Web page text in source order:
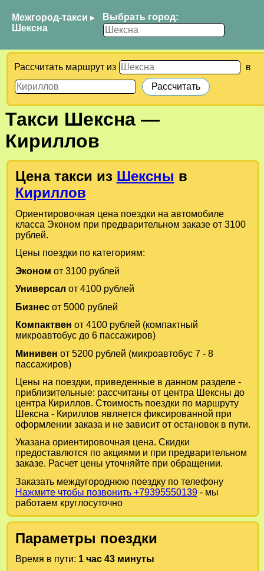
Межгород-такси ▸
Шексна
Выбрать город:
Рассчитать маршрут из в
Такси Шексна—
Кириллов
Цена такси из Шексны в
Кириллов
Ориентировочная цена поездки на автомобиле
класса Эконом при предварительном заказе от 3100
рублей.
Цены поездки по категориям:
Эконом от 3100 рублей
Универсал от 4100 рублей
Бизнесот 5000 рублей
Компактвен от 4100 рублей (компактный
микроавтобус до 6 пассажиров)
Минивен от 5200 рублей (микроавтобус 7 - 8
пассажиров)
Цены на поездки, приведенные в данном разделе -
приблизительные: рассчитаны от центра Шексны до
центра Кириллов. Стоимость поездки по маршруту
Шексна - Кириллов является фиксированной при
оформлении заказа и не зависит от остановок в пути.
Указана ориентировочная цена. Скидки
предоставлются по акциями и при предварительном
заказе. Расчет цены уточняйте при обращении.
Заказать междугороднюю поездку по телефону
Нажмите чтобы позвонить +79395550139- мы
работаем круглосуточно
Параметры поездки
Время в пути: 1 час 43 минуты